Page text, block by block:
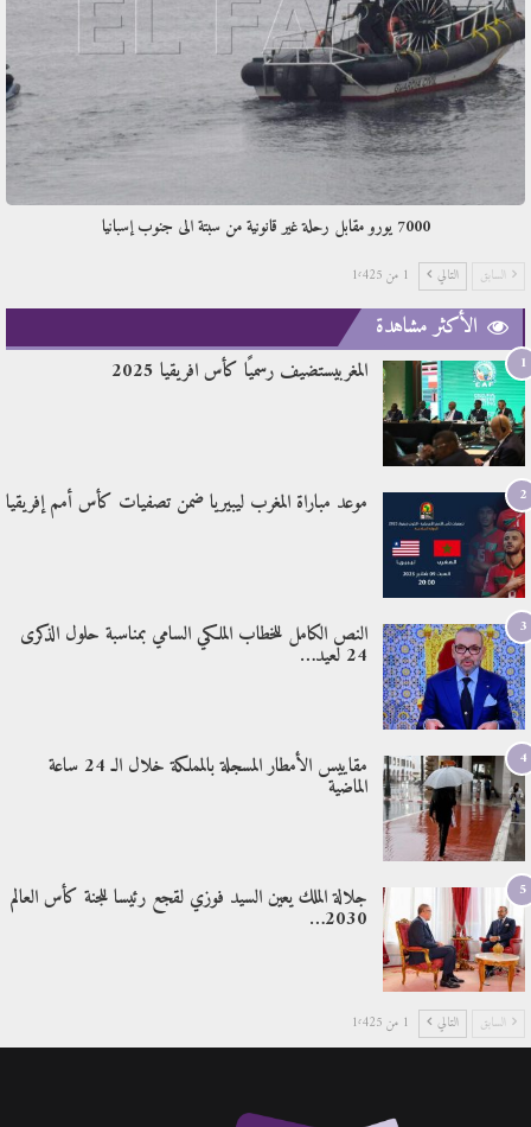
7000 يورو مقابل رحلة غير قانونية من سبتة الى جنوب إسبانيا
السابق التالي 1 من 1٬425
الأكثر مشاهدة
1 المغربيستضيف رسميًا كأس افريقيا 2025
2 موعد مباراة المغرب ليبيريا ضمن تصفيات كأس أمم إفريقيا
3 النص الكامل للخطاب الملكي السامي بمناسبة حلول الذكرى
24 لعيد…
4 مقاييس الأمطار المسجلة بالمملكة خلال الـ 24 ساعة
الماضية
5 جلالة الملك يعين السيد فوزي لقجع رئيسا للجنة كأس العالم
2030…
السابق التالي 1 من 1٬425